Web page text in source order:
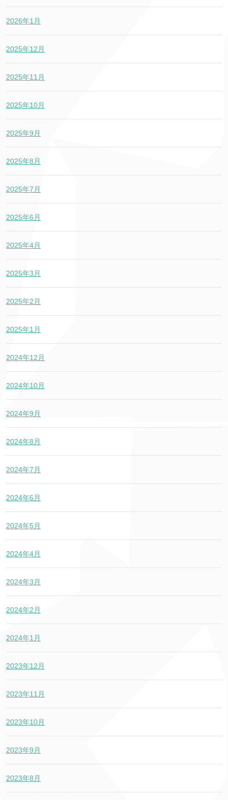
2026年1月
2025年12月
2025年11月
2025年10月
2025年9月
2025年8月
2025年7月
2025年6月
2025年4月
2025年3月
2025年2月
2025年1月
2024年12月
2024年10月
2024年9月
2024年8月
2024年7月
2024年6月
2024年5月
2024年4月
2024年3月
2024年2月
2024年1月
2023年12月
2023年11月
2023年10月
2023年9月
2023年8月